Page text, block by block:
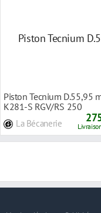
Piston Tecnium D.55,95
K281-S RGV/RS 250
La Bécanerie